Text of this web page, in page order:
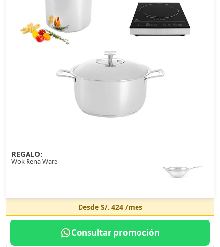
REGALO:
Wok Rena Ware
Desde S/. 424/mes
Consultar promoción